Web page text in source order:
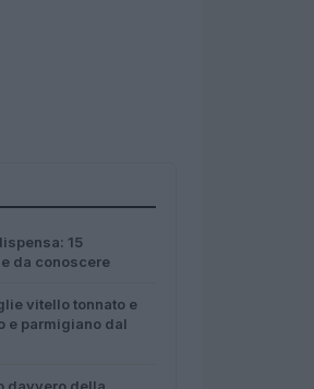
15
da conoscere
vitello tonnato e
e parmigiano dal